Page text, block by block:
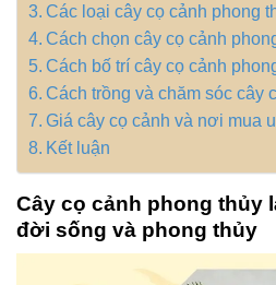
Các loại cây cọ cảnh phong
Cách chọn cây cọ cảnh
Cách bố trí cây cọ cảnh
Cách trồng và chăm sóc cây
Giá cây cọ cảnh và nơi mua
Kết luận
Cây cọ cảnh phong thủy
đời sống và phong thủy